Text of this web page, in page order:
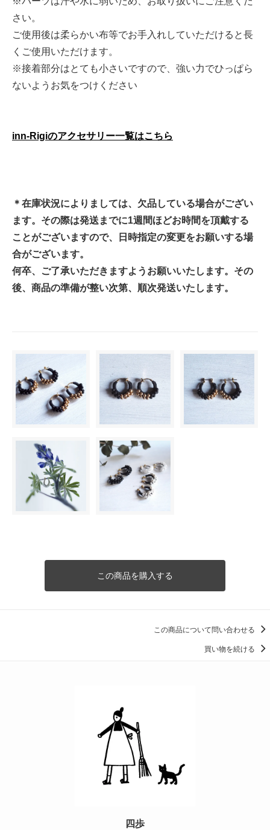
さい。
ご使用後は柔らかい布等でお手入れしていただけると長
くご使用いただけます。
※接着部分はとても小さいですので、強い力でひっぱら
ないようお気をつけください
inn-Rigiのアクセサリー一覧はこちら
＊在庫状況によりましては、欠品している場合がござい
ます。その際は発送までに1週間ほどお時間を頂戴する
ことがございますので、日時指定の変更をお願いする場
合がございます。
何卒、ご了承いただきますようお願いいたします。その
後、商品の準備が整い次第、順次発送いたします。
この商品を購入する
この商品について問い合わせる
買い物を続ける
四歩